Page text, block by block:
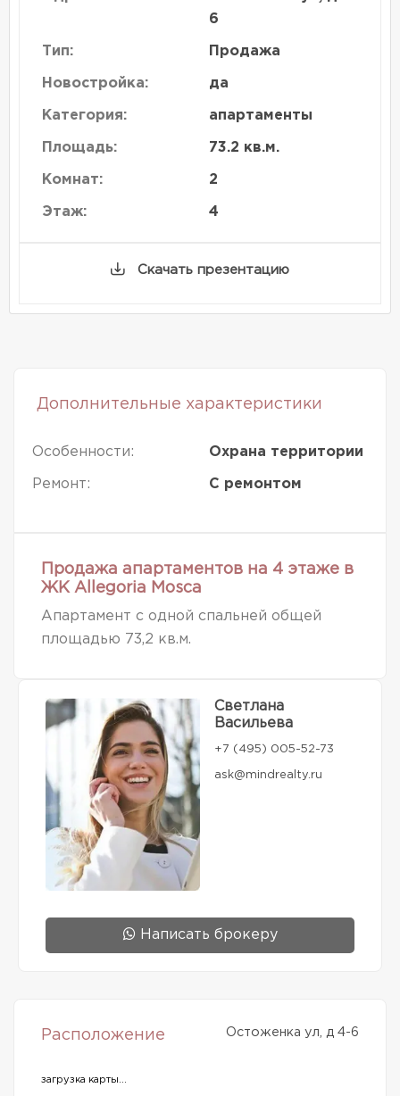
6
Тип: Продажа
Новостройка: да
Категория: апартаменты
Площадь: 73.2 кв.м.
Комнат: 2
Этаж: 4
Скачать презентацию
Дополнительные характеристики
Особенности: Охрана территории
Ремонт: С ремонтом
Продажа апартаментов на 4 этаже в
ЖК Allegoria Mosca
Апартамент с одной спальней общей
площадью 73,2 кв.м.
Светлана
Васильева
+7 (495) 005-52-73
ask@mindrealty.ru
Написать брокеру
Расположение Остоженка ул, д 4-6
загрузка карты...